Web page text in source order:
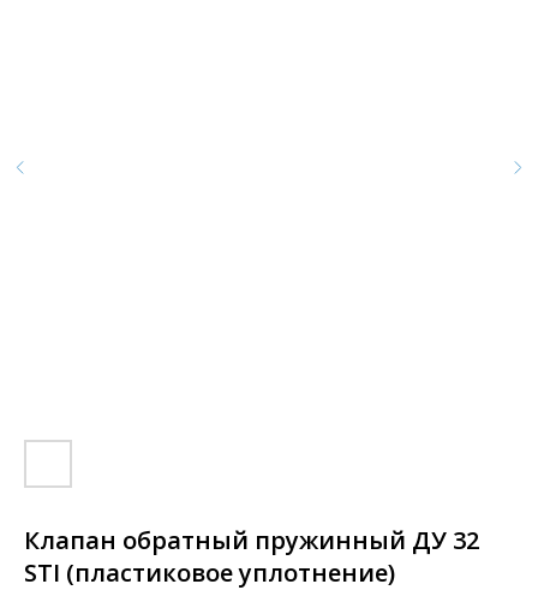
Клапан обратный пружинный ДУ 32
STI (пластиковое уплотнение)